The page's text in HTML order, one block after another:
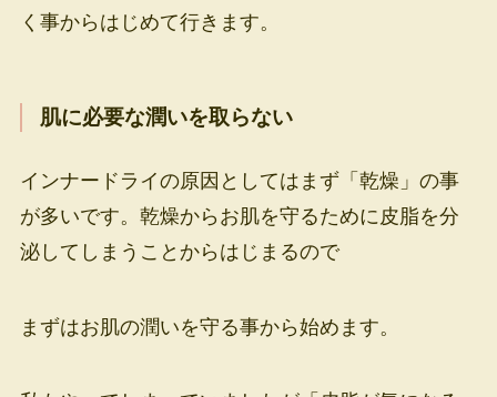
く事からはじめて行きます。
肌に必要な潤いを取らない
インナードライの原因としてはまず「乾燥」の事
が多いです。乾燥からお肌を守るために皮脂を分
泌してしまうことからはじまるので
まずはお肌の潤いを守る事から始めます。